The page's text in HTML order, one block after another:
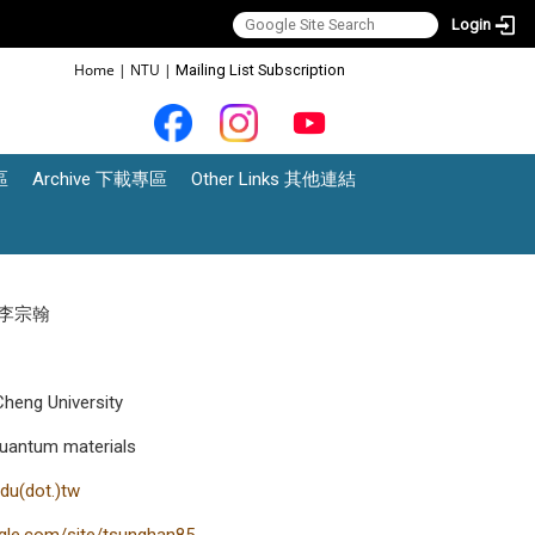
Login
Home | NTU | Mailing List Subscription
Archive 下載專區 Other Links 其他連結
宗翰
University
materials